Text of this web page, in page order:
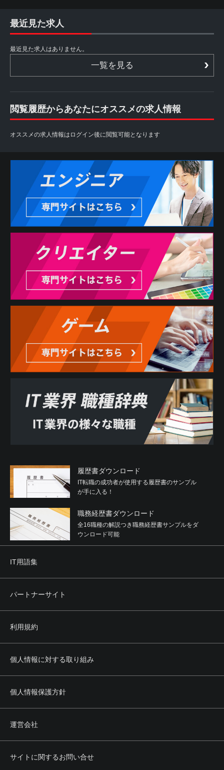
最近見た求人
最近見た求人はありません。
一覧を見る
閲覧履歴からあなたにオススメの求人情報
オススメの求人情報はログイン後に閲覧可能となります
履歴書ダウンロード
IT転職の成功者が使用する履歴書のサンプル
が手に入る！
職務経歴書ダウンロード
全16職種の解説つき職務経歴書サンプルをダ
ウンロード可能
IT用語集
パートナーサイト
利用規約
個人情報に対する取り組み
個人情報保護方針
運営会社
サイトに関するお問い合せ